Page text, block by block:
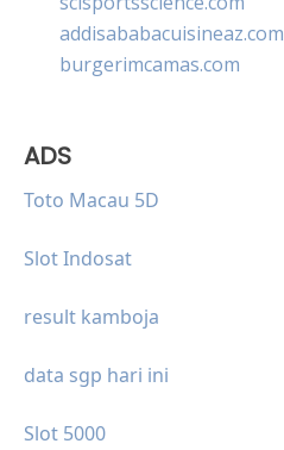
addisababacuisineaz.com
burgerimcamas.com
ADS
Toto Macau 5D
Slot Indosat
result kamboja
data sgp hari ini
Slot 5000